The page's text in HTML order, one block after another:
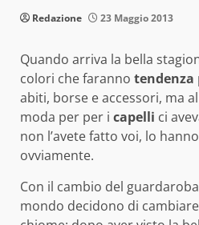
Redazione 23 Maggio 2013
Quando arriva la bella
colori che faranno tendenza
abiti, borse e accessori, ma
moda per per i capelli ci
non l’avete fatto voi, lo
ovviamente.
Con il cambio del
mondo decidono di